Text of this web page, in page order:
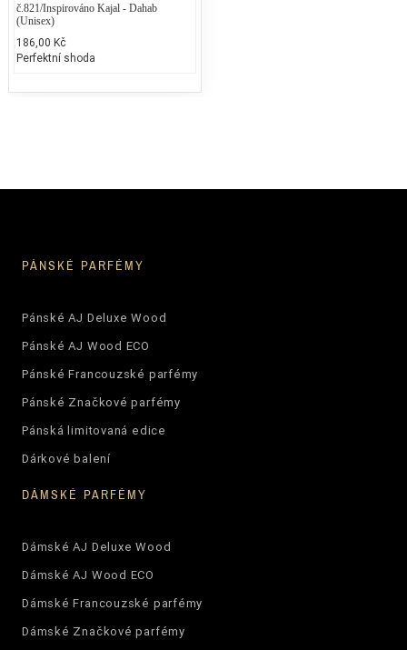
č.821/Inspirováno Kajal - Dahab
(Unisex)
186,00 Kč
Perfektní shoda
PÁNSKÉ PARFÉMY
Pánské AJ Deluxe Wood
Pánské AJ Wood ECO
Pánské Francouzské parfémy
Pánské Značkové parfémy
Pánská limitovaná edice
Dárkové balení
DÁMSKÉ PARFÉMY
Dámské AJ Deluxe Wood
Dámské AJ Wood ECO
Dámské Francouzské parfémy
Dámské Značkové parfémy